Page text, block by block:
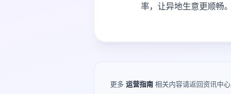
率，让异地生意更顺畅。
更多 运营指南 相关内容请返回资讯中心